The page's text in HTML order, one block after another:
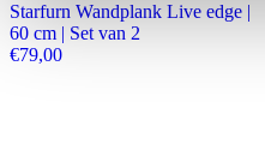
Starfurn Wandplank Live edge |
60 cm | Set van 2
€79,00